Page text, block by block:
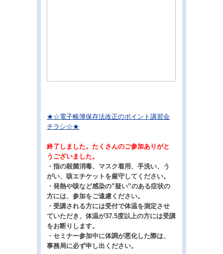
★☆電子帳簿保存法改正のポイント講習会
チラシ☆★
終了しました。たくさんのご参加ありがと
うございました。
・指の殺菌消毒、マスク着用、手洗い、う
がい、咳エチケットを厳守してください。
・発熱や咳など感染の”疑い”のある症状の
方には、参加をご遠慮ください。
・受講される方には受付で体温を測定させ
ていただき、体温が37.5度以上の方には受講
をお断りします。
・セミナー参加中に体調が悪化した際は、
事務局に必ず申し出ください。